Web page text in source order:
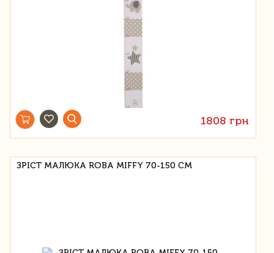
1808 грн
ЗРІСТ МАЛЮКА ROBA MIFFY 70-150 СМ